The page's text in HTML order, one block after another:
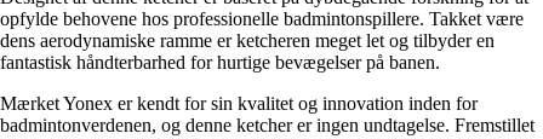
opfylde behovene hos professionelle badmintonspillere. Takket være
dens aerodynamiske ramme er ketcheren meget let og tilbyder en
fantastisk håndterbarhed for hurtige bevægelser på banen.
Mærket Yonex er kendt for sin kvalitet og innovation inden for
badmintonverdenen, og denne ketcher er ingen undtagelse. Fremstillet